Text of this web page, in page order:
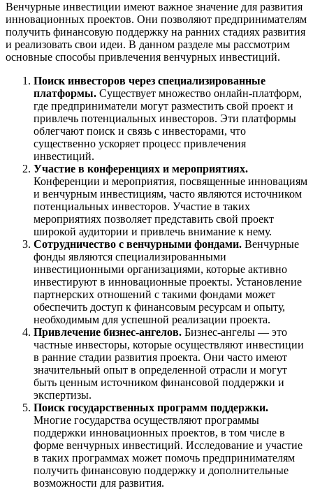
Венчурные инвестиции имеют важное значение для развития
инновационных проектов. Они позволяют предпринимателям
получить финансовую поддержку на ранних стадиях развития
и реализовать свои идеи. В данном разделе мы рассмотрим
основные способы привлечения венчурных инвестиций.
Поиск инвесторов через специализированные
платформы. Существует множество онлайн-платформ,
где предприниматели могут разместить свой проект и
привлечь потенциальных инвесторов. Эти платформы
облегчают поиск и связь с инвесторами, что
существенно ускоряет процесс привлечения
инвестиций.
Участие в конференциях и мероприятиях.
Конференции и мероприятия, посвященные инновациям
и венчурным инвестициям, часто являются источником
потенциальных инвесторов. Участие в таких
мероприятиях позволяет представить свой проект
широкой аудитории и привлечь внимание к нему.
Сотрудничество с венчурными фондами. Венчурные
фонды являются специализированными
инвестиционными организациями, которые активно
инвестируют в инновационные проекты. Установление
партнерских отношений с такими фондами может
обеспечить доступ к финансовым ресурсам и опыту,
необходимым для успешной реализации проекта.
Привлечение бизнес-ангелов. Бизнес-ангелы — это
частные инвесторы, которые осуществляют инвестиции
в ранние стадии развития проекта. Они часто имеют
значительный опыт в определенной отрасли и могут
быть ценным источником финансовой поддержки и
экспертизы.
Поиск государственных программ поддержки.
Многие государства осуществляют программы
поддержки инновационных проектов, в том числе в
форме венчурных инвестиций. Исследование и участие
в таких программах может помочь предпринимателям
получить финансовую поддержку и дополнительные
возможности для развития.